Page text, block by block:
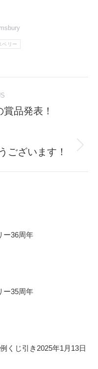
ベリー
品発表！
ございます！
ー36周年
ー35周年
くじ引き2025年1月13日